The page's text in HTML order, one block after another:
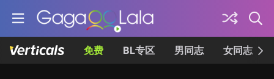
免费 BL专区 男同志 女同志